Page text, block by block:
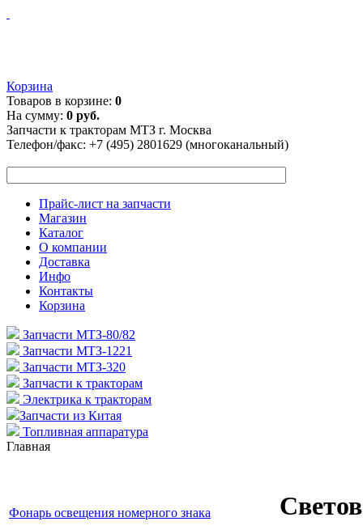
Корзина
Товаров в корзине: 0
На сумму: 0 руб.
Запчасти к тракторам МТЗ г. Москва
Телефон/факс: +7 (495) 2801629 (многоканальный)
Прайс-лист на запчасти
Магазин
Каталог
О компании
Доставка
Инфо
Контакты
Корзина
Запчасти МТЗ-80/82
Запчасти МТЗ-1221
Запчасти МТЗ-320
Запчасти к тракторам
Электрика к тракторам
Запчасти из Китая
Топливная аппаратура
Главная
Фонарь освещения номерного знака